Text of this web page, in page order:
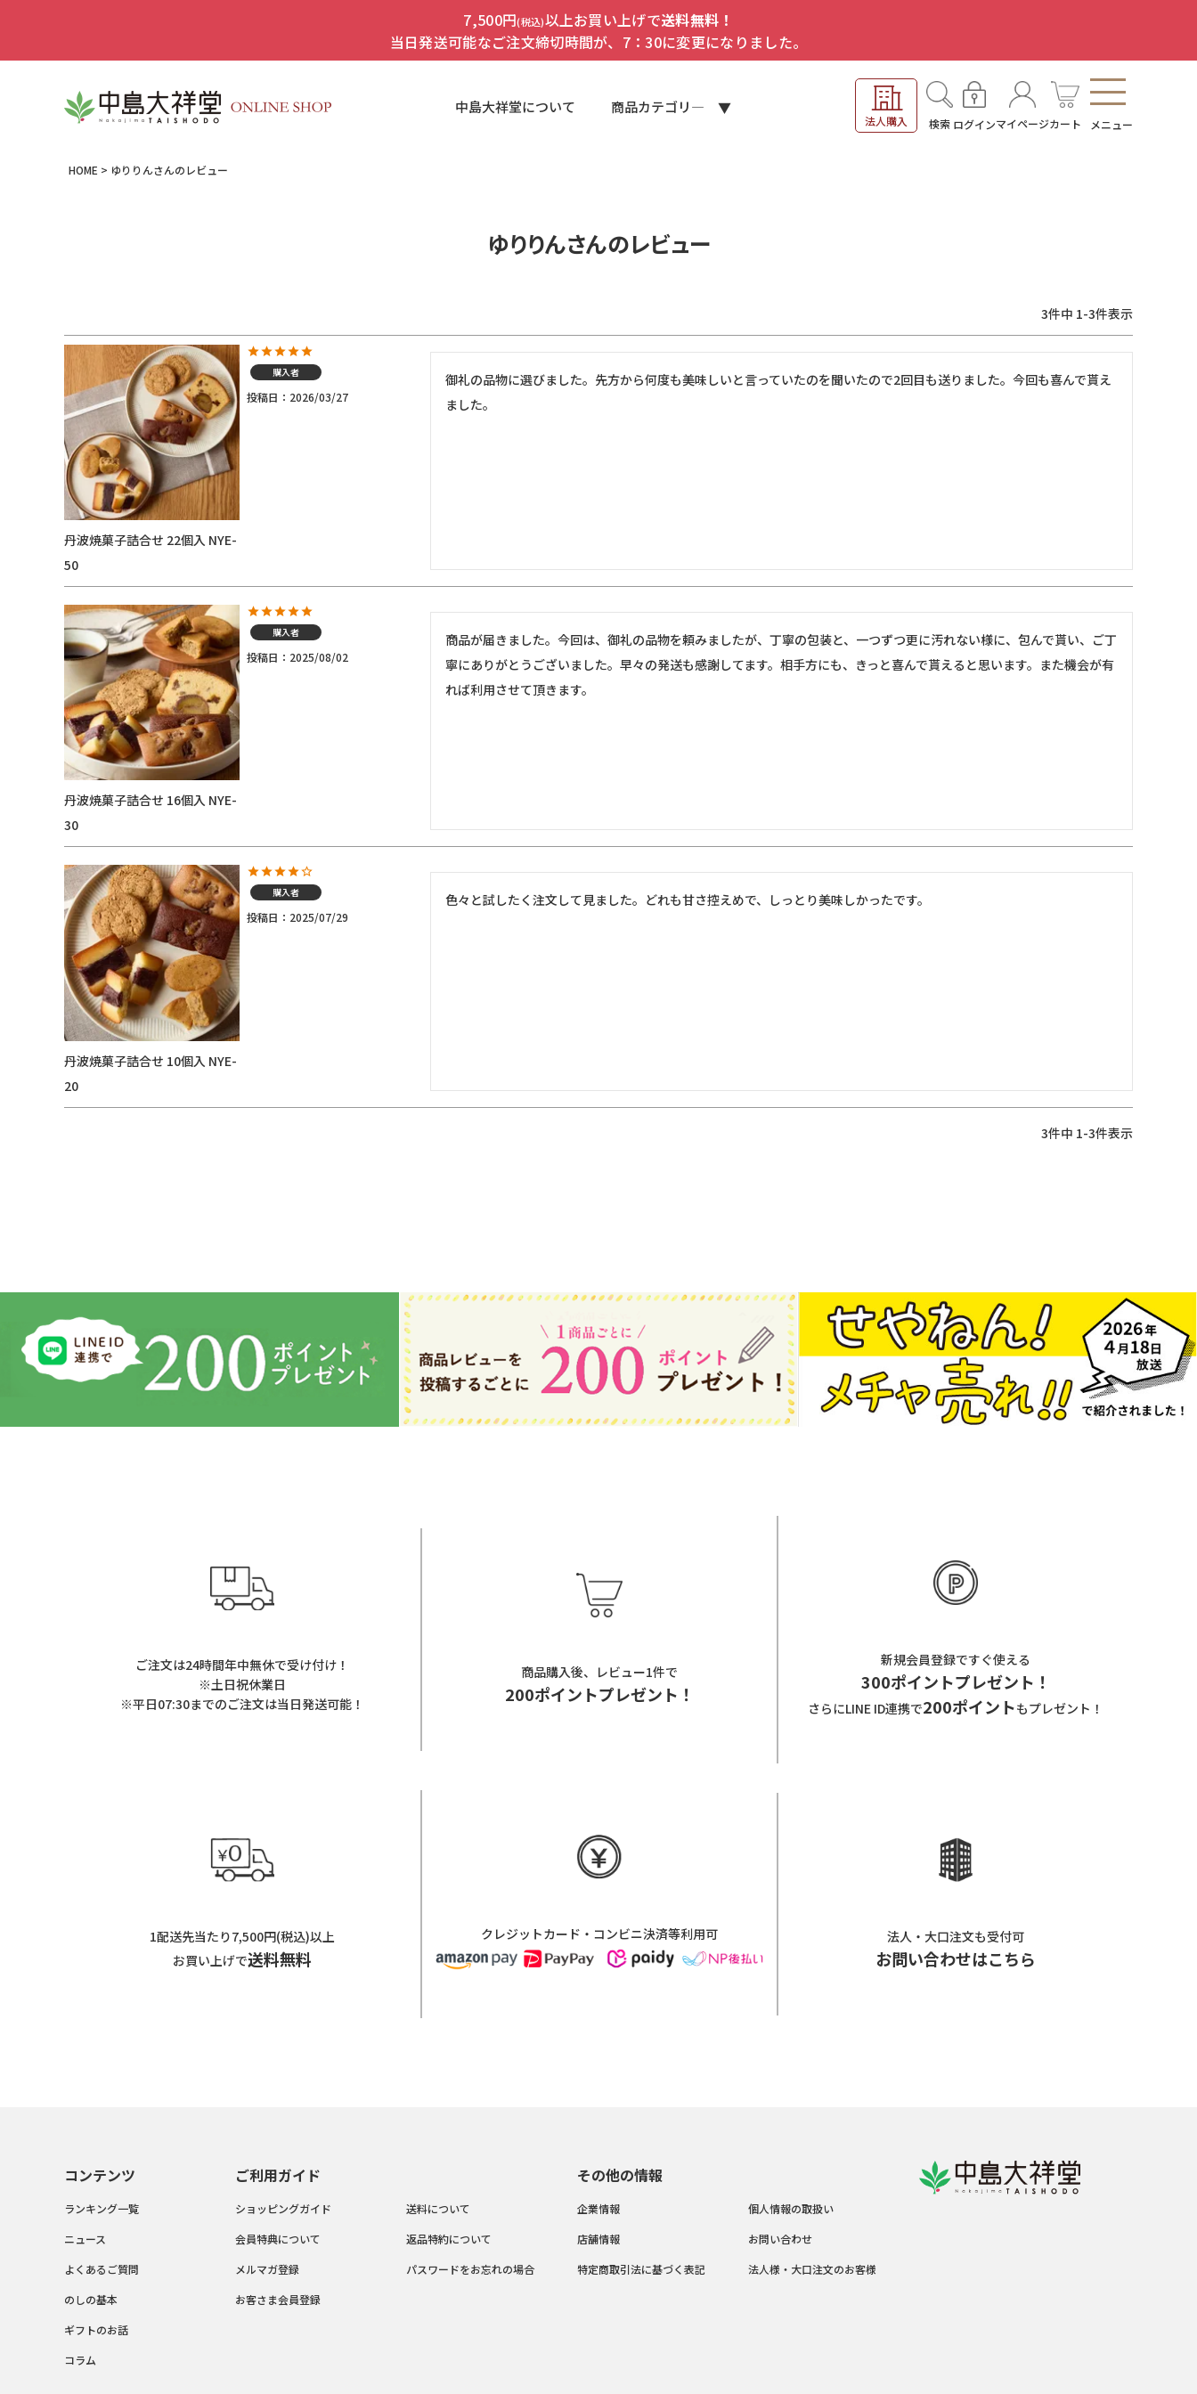
7,500円(税込)以上お買い上げで送料無料！
当日発送可能なご注文締切時間が、7：30に変更になりました。
中島大祥堂について 商品カテゴリ―
法人購入 検索 ログインマイページカート メニュー
HOME ゆりりんさんのレビュー
ゆりりんさんのレビュー
3件中 1-3件表示
丹波焼菓子詰合せ 22個入 NYE-
50
購入者
投稿日 2026/03/27
御礼の品物に選びました。先方から何度も美味しいと言っていたのを聞いたので2回目も送りました。今回も喜んで貰え
ました。
丹波焼菓子詰合せ 16個入 NYE-
30
購入者
投稿日 2025/08/02
商品が届きました。今回は、御礼の品物を頼みましたが、丁寧の包装と、一つずつ更に汚れない様に、包んで貰い、ご丁
寧にありがとうございました。早々の発送も感謝してます。相手方にも、きっと喜んで貰えると思います。また機会が有
れば利用させて頂きます。
丹波焼菓子詰合せ 10個入 NYE-
20
購入者
投稿日 2025/07/29
色々と試したく注文して見ました。どれも甘さ控えめで、しっとり美味しかったです。
3件中 1-3件表示
ご注文は24時間年中無休で受け付け！
※土日祝休業日
※平日07:30までのご注文は当日発送可能！
商品購入後、レビュー1件で
200ポイントプレゼント！
新規会員登録ですぐ使える
300ポイントプレゼント！
さらにLINE ID連携で200ポイントもプレゼント！
1配送先当たり7,500円(税込)以上
お買い上げで送料無料
クレジットカード・コンビニ決済等利用可 法人・大口注文も受付可
お問い合わせはこちら
コンテンツ
ランキング一覧
ニュース
よくあるご質問
のしの基本
ギフトのお話
コラム
ご利用ガイド
ショッピングガイド
会員特典について
メルマガ登録
お客さま会員登録
送料について
返品特約について
パスワードをお忘れの場合
その他の情報
企業情報
店舗情報
特定商取引法に基づく表記
個人情報の取扱い
お問い合わせ
法人様・大口注文のお客様